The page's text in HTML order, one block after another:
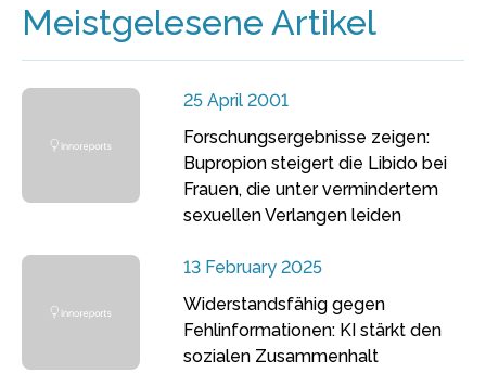
Meistgelesene Artikel
25 April 2001
Forschungsergebnisse zeigen:
Bupropion steigert die Libido bei
Frauen, die unter vermindertem
sexuellen Verlangen leiden
13 February 2025
Widerstandsfähig gegen
Fehlinformationen: KI stärkt den
sozialen Zusammenhalt